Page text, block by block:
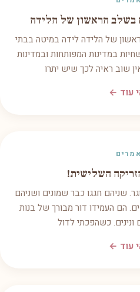
בשלב הראשון של הלידה
של הלידה לידה במיטה בבתי
במדינות המפותחות ובמדינות
שוב ראיה לכך שיש יתרו
עוד ←
השלישית!
שניהם חגגו כבר שמונים ושניהם
הם העמידו דור מבורך של בנות
ונינים. כשהפכתי לדול
עוד ←